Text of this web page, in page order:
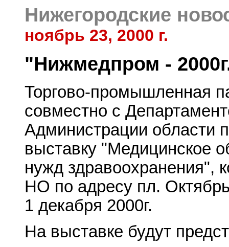
Нижегородские
ноябрь 23, 2000 г.
"Нижмедпром -
Торгово-промышленная
совместно с
Администрации области
выставку "Медицинское
нужд здравоохранения",
НО по адресу пл.
1 декабря 2000г.
На выставке будут